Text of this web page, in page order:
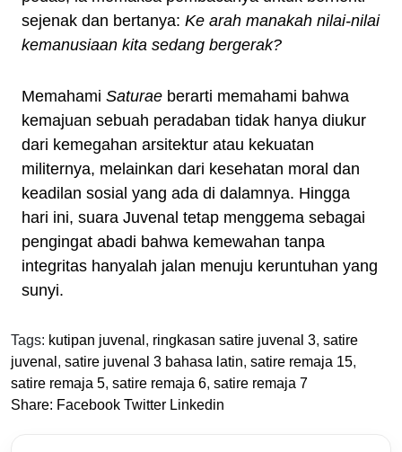
sejenak dan bertanya: Ke arah manakah nilai-nilai
kemanusiaan kita sedang bergerak?
Memahami Saturae berarti memahami bahwa
kemajuan sebuah peradaban tidak hanya diukur
dari kemegahan arsitektur atau kekuatan
militernya, melainkan dari kesehatan moral dan
keadilan sosial yang ada di dalamnya. Hingga
hari ini, suara Juvenal tetap menggema sebagai
pengingat abadi bahwa kemewahan tanpa
integritas hanyalah jalan menuju keruntuhan yang
sunyi.
Tags: kutipan juvenal , ringkasan satire juvenal 3, satire
juvenal , satire juvenal 3 bahasa latin, satire remaja 15,
satire remaja 5, satire remaja 6, satire remaja 7
Share: Facebook Twitter Linkedin